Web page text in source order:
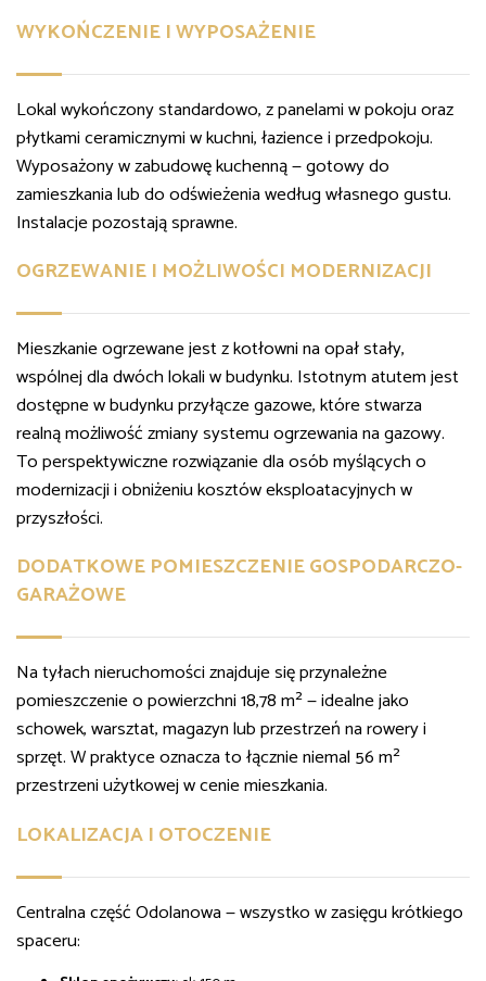
WYKOŃCZENIE I WYPOSAŻENIE
Lokal wykończony standardowo, z panelami w pokoju oraz
płytkami ceramicznymi w kuchni, łazience i przedpokoju.
Wyposażony w zabudowę kuchenną — gotowy do
zamieszkania lub do odświeżenia według własnego gustu.
Instalacje pozostają sprawne.
OGRZEWANIE I MOŻLIWOŚCI MODERNIZACJI
Mieszkanie ogrzewane jest z kotłowni na opał stały,
wspólnej dla dwóch lokali w budynku. Istotnym atutem jest
dostępne w budynku przyłącze gazowe, które stwarza
realną możliwość zmiany systemu ogrzewania na gazowy.
To perspektywiczne rozwiązanie dla osób myślących o
modernizacji i obniżeniu kosztów eksploatacyjnych w
przyszłości.
DODATKOWE POMIESZCZENIE GOSPODARCZO-
GARAŻOWE
Na tyłach nieruchomości znajduje się przynależne
pomieszczenie o powierzchni 18,78 m² — idealne jako
schowek, warsztat, magazyn lub przestrzeń na rowery i
sprzęt. W praktyce oznacza to łącznie niemal 56 m²
przestrzeni użytkowej w cenie mieszkania.
LOKALIZACJA I OTOCZENIE
Centralna część Odolanowa — wszystko w zasięgu krótkiego
spaceru: